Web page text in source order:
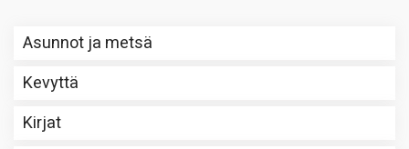
Asunnot ja metsä
Kevyttä
Kirjat